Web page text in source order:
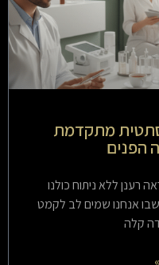
מתקדמת
הפנים
רענן ללא ניתוח כולנו
אנחנו שמים לב לקמט
קלה